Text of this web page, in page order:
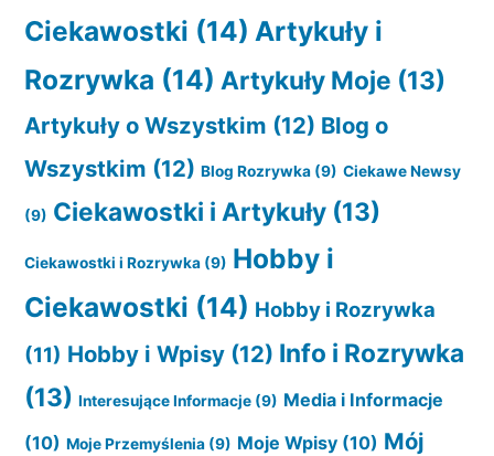
Ciekawostki (14) Artykuły i
Rozrywka (14) Artykuły Moje (13)
Artykuły o Wszystkim (12) Blog o
Wszystkim (12) Blog Rozrywka (9) Ciekawe Newsy
(9) Ciekawostki i Artykuły (13)
Ciekawostki i Rozrywka (9) Hobby i
Ciekawostki (14) Hobby i Rozrywka
(11) Hobby i Wpisy (12) Info i Rozrywka
(13) Interesujące Informacje (9) Media i Informacje
(10) Moje Przemyślenia (9) Moje Wpisy (10) Mój